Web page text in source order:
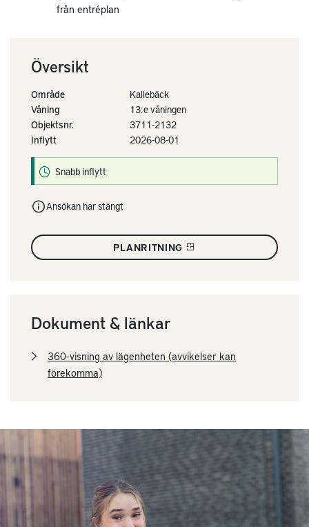
från entréplan
Översikt
Område
Kallebäck
Våning
13:e våningen
Objektsnr.
3711-2132
Inflytt
2026-08-01
Snabb inflytt
Ansökan har stängt
PLANRITNING
Dokument & länkar
360-visning av lägenheten (avvikelser kan
förekomma)